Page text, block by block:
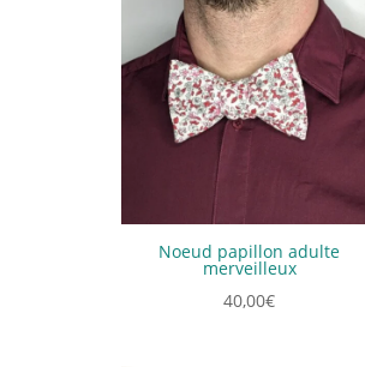
Noeud papillon adulte
merveilleux
40,00€